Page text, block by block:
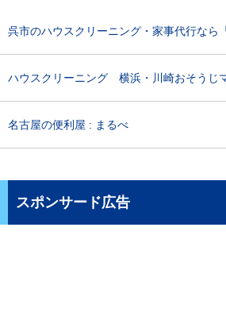
呉市のハウスクリーニング・家事代行なら
ハウスクリーニング 横浜・川崎おそうじ
名古屋の便利屋 : まるべ
スポンサード広告